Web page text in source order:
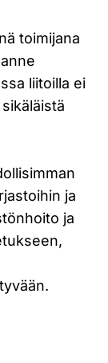
toimijana
liitoilla ei
ja
ja